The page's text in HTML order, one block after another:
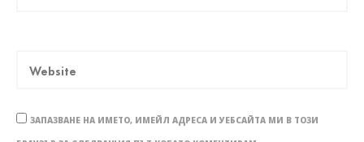
ЗАПАЗВАНЕ НА ИМЕТО, ИМЕЙЛ АДРЕСА И УЕБСАЙТА МИ В ТОЗИ